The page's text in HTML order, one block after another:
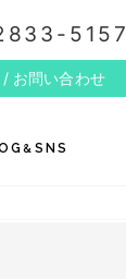
5157
/ お問い合わせ
& SNS